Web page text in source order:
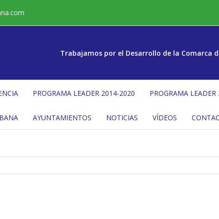
Trabajamos por el Desarrollo de la Comarca
PROGRAMA LEADER 2014-2020 PROGRAMA
AYUNTAMIENTOS NOTICIAS VÍDEOS